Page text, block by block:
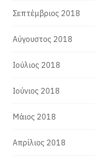
Σεπτέμβριος 2018
Αύγουστος 2018
Ιούλιος 2018
Ιούνιος 2018
Μάιος 2018
Απρίλιος 2018